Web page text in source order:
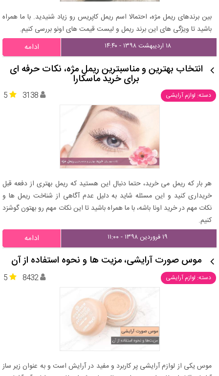
بین برندهای ریمل مژه، احتمالا اسم ریمل کاپریس رو زیاد شنیدید. با ما همراه
باشید تا ویژگی های این برند ریمل و لیست قیمت های اونو بررسی کنیم.
۱۸ اردیبهشت ۱۳۹۸ - ۱۴:۴۰ ادامه
انتخاب بهترین و مناسبترین ریمل مژه، نکات حرفه ای
برای خرید ماسکارا
دسته: لوازم آرایشی 5 3138
هر بار که ریمل می خرید، حتما دنبال این هستید که ریمل بهتری از دفعه قبل
خریداری کنید و این مسئله شاید به دلیل عدم آگاهی از شناخت ریمل ها و
نکات مهم در خرید اونا باشه، با ما همراه باشید تا این نکات مهم رو بهتون گوشزد
کنیم.
۱۹ فروردین ۱۳۹۸ - ۱۱:۰۰ ادامه
موس صورت آرایشی، مزیت ها و نحوه استفاده از آن
دسته: لوازم آرایشی 5 8432
موس یکی از لوازم آرایشی پر کاربرد و مفید در آرایش است و به عنوان زیر ساز